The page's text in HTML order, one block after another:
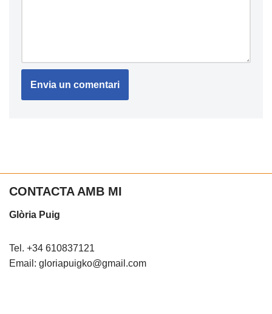
CONTACTA AMB MI
Glòria Puig
Tel. +34 610837121
Email: gloriapuigko@gmail.com